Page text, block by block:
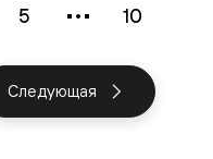
5 10
Следующая